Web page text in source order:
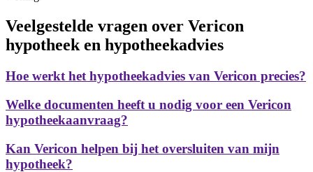
Veelgestelde vragen over Vericon
hypotheek en hypotheekadvies
Hoe werkt het hypotheekadvies van Vericon precies?
Welke documenten heeft u nodig voor een Vericon
hypotheekaanvraag?
Kan Vericon helpen bij het oversluiten van mijn
hypotheek?